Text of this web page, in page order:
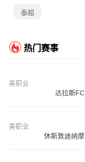
泰超
热门赛事
美职业
达拉斯FC
美职业
休斯敦迪纳摩